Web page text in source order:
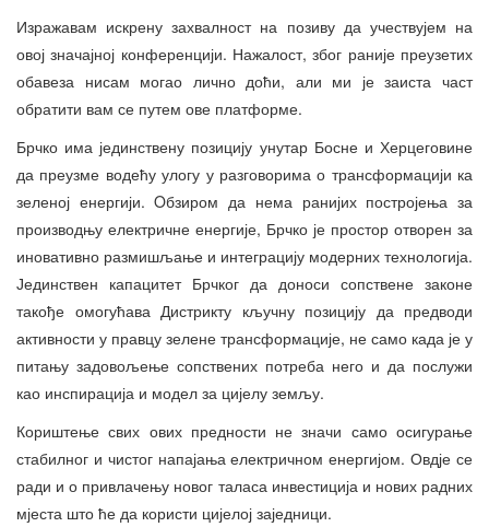
Изражавам искрену захвалност на позиву да учествујем на
овој значајној конференцији. Нажалост, због раније преузетих
обавеза нисам могао лично доћи, али ми је заиста част
обратити вам се путем ове платформе.
Брчко има јединствену позицију унутар Босне и Херцеговине
да преузме водећу улогу у разговорима о трансформацији ка
зеленој енергији. Oбзиром да нема ранијих постројења за
производњу електричне енергије, Брчко је простор отворен за
иновативно размишљање и интеграцију модерних технологија.
Јединствен капацитет Брчког да доноси сопствене законе
такође омогућава Дистрикту кључну позицију да предводи
активности у правцу зелене трансформације, не само када је у
питању задовољење сопствених потреба него и да послужи
као инспирација и модел за цијелу земљу.
Кориштење свих ових предности не значи само осигурање
стабилног и чистог напајања електричном енергијом. Овдје се
ради и о привлачењу новог таласа инвестиција и нових радних
мјеста што ће да користи цијелој заједници.